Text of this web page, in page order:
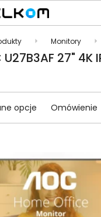
Monitory
27" 4K
opcje Omówienie